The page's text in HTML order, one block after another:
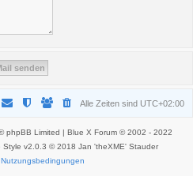
Alle Zeiten sind UTC+02:00
phpBB Limited | Blue X Forum © 2002 - 2022
v2.0.3 © 2018 Jan 'theXME' Stauder
Nutzungsbedingungen